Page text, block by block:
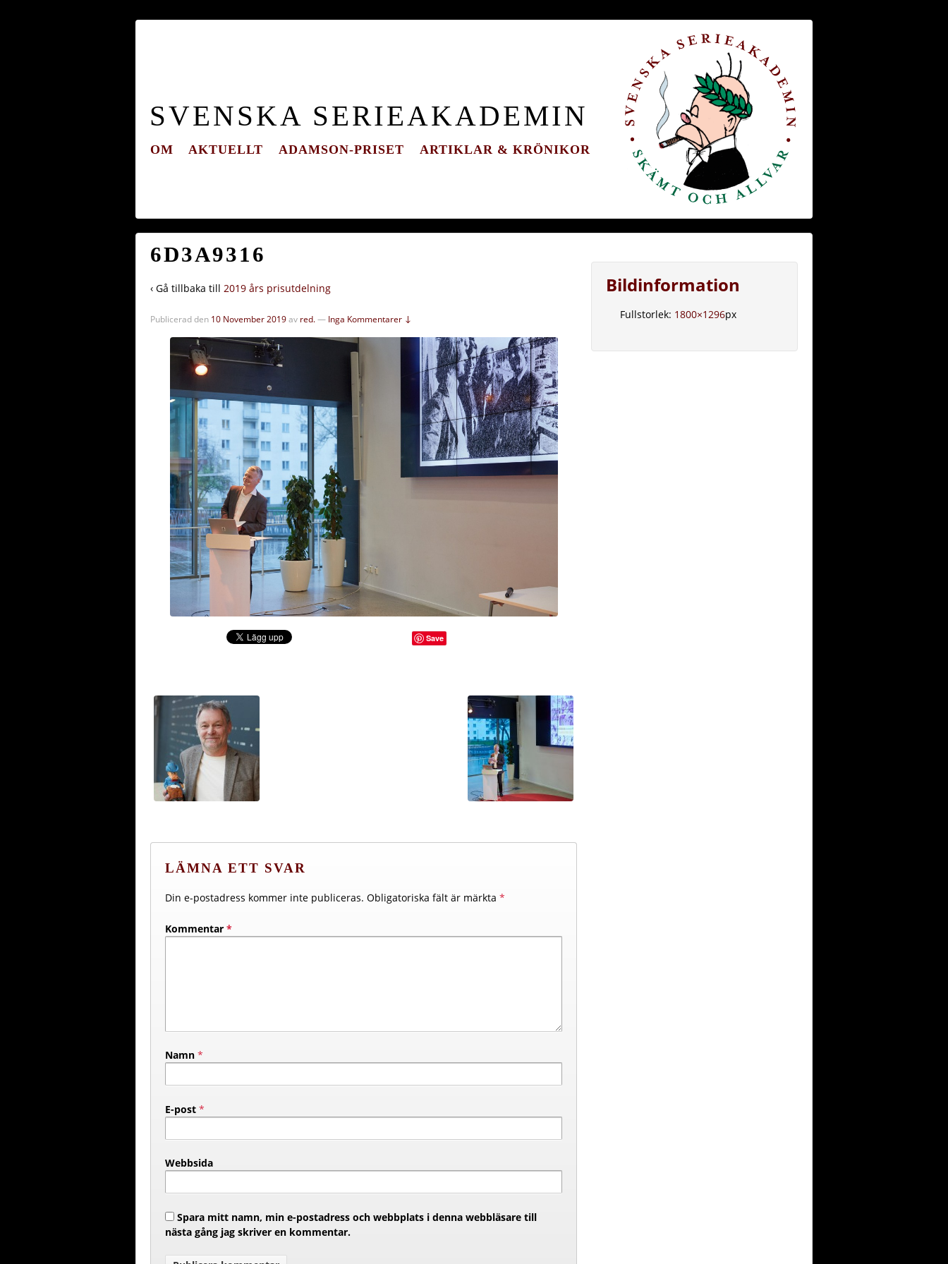
SVENSKA SERIEAKADEMIN
OM AKTUELLT ADAMSON-PRISET ARTIKLAR & KRÖNIKOR
6D3A9316
‹ Gå tillbaka till 2019 års prisutdelning
Publicerad den 10 November 2019av red.— Inga Kommentarer ↓
Save
LÄMNA ETT SVAR
Din e-postadress kommer inte publiceras. Obligatoriska fält är märkta *
Kommentar *
Namn *
E-post *
Webbsida
Spara mitt namn, min e-postadress och webbplats i denna webbläsare till
nästa gång jag skriver en kommentar.
Bildinformation
Fullstorlek: 1800×1296px